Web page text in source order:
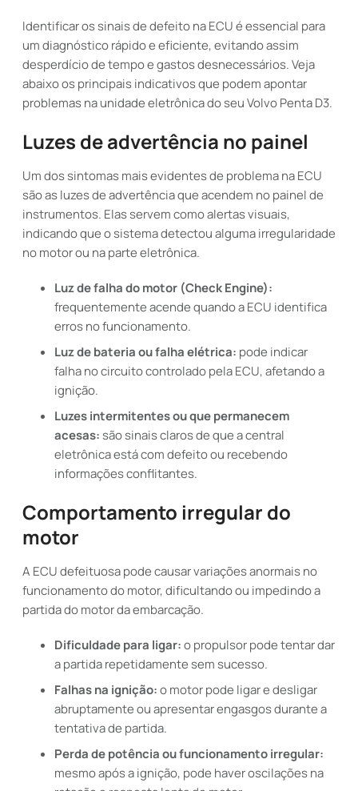
Identificar os sinais de defeito na ECU é essencial para
um diagnóstico rápido e eficiente, evitando assim
desperdício de tempo e gastos desnecessários. Veja
abaixo os principais indicativos que podem apontar
problemas na unidade eletrônica do seu Volvo Penta D3.
Luzes de advertência no painel
Um dos sintomas mais evidentes de problema na ECU
são as luzes de advertência que acendem no painel de
instrumentos. Elas servem como alertas visuais,
indicando que o sistema detectou alguma irregularidade
no motor ou na parte eletrônica.
Luz de falha do motor (Check Engine):
frequentemente acende quando a ECU identifica
erros no funcionamento.
Luz de bateria ou falha elétrica: pode indicar
falha no circuito controlado pela ECU, afetando a
ignição.
Luzes intermitentes ou que permanecem
acesas:são sinais claros de que a central
eletrônica está com defeito ou recebendo
informações conflitantes.
Comportamento irregular do
motor
A ECU defeituosa pode causar variações anormais no
funcionamento do motor, dificultando ou impedindo a
partida do motor da embarcação.
Dificuldade para ligar:o propulsor pode tentar dar
a partida repetidamente sem sucesso.
Falhas na ignição:o motor pode ligar e desligar
abruptamente ou apresentar engasgos durante a
tentativa de partida.
Perda de potência ou funcionamento irregular:
mesmo após a ignição, pode haver oscilações na